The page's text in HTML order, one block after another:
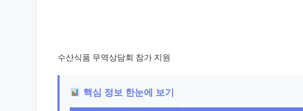
수산식품 무역상담회 참가 지원
핵심 정보 한눈에 보기